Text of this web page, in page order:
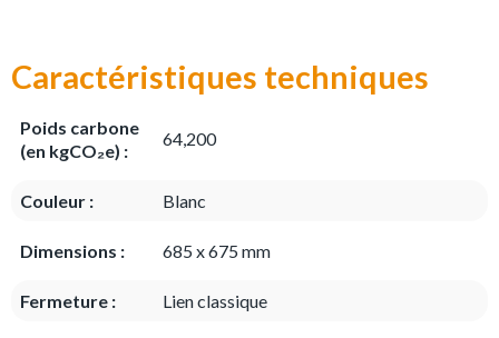
Caractéristiques techniques
Poids carbone
(en kgCO₂e) :
64,200
Couleur : Blanc
Dimensions : 685 x 675 mm
Fermeture : Lien classique